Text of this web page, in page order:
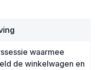
waarmee
de winkelwagen en